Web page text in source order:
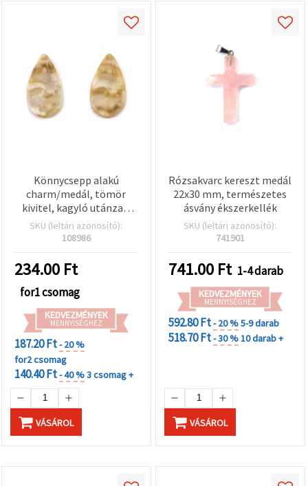
Könnycsepp alakú
charm/medál, tömör
kivitel, kagyló utánzat,
30,5×17×4 mm - 10 db
SKU (leltári azonosító):
108986
234.00 Ft
for1 csomag
KEDVEZMÉNYEK
MENNYISÉGHEZ
187.20 Ft- 20 %
for2 csomag
140.40 Ft- 40 %3 csomag +
VÁSÁROL
Rózsakvarc kereszt medál
22x30 mm, természetes
ásvány ékszerkellék
SKU (leltári azonosító):
741901
741.00 Ft 1-4 darab
KEDVEZMÉNYEK
MENNYISÉGHEZ
592.80 Ft- 20 %5-9 darab
518.70 Ft- 30 %10 darab +
VÁSÁROL